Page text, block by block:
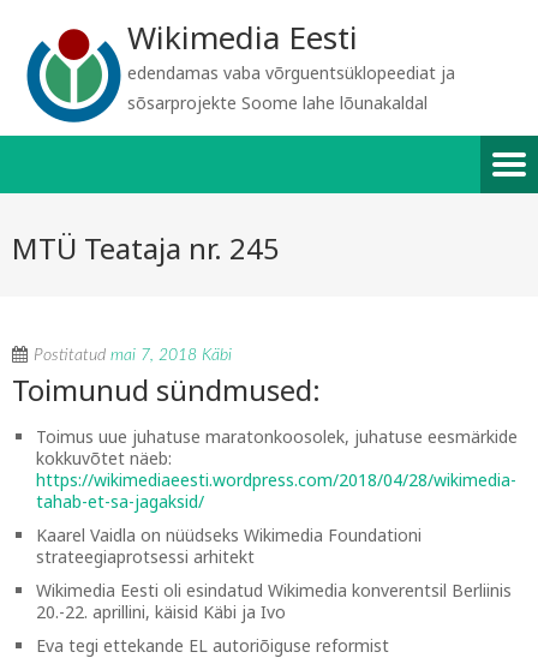
Wikimedia Eesti
edendamas vaba võrguentsüklopeediat ja
sõsarprojekte Soome lahe lõunakaldal
MTÜ Teataja nr. 245
Postitatud mai 7, 2018 Käbi
Toimunud sündmused:
Toimus uue juhatuse maratonkoosolek, juhatuse eesmärkide
kokkuvõtet näeb:
https://wikimediaeesti.wordpress.com/2018/04/28/wikimedia-
tahab-et-sa-jagaksid/
Kaarel Vaidla on nüüdseks Wikimedia Foundationi
strateegiaprotsessi arhitekt
Wikimedia Eesti oli esindatud Wikimedia konverentsil Berliinis
20.-22. aprillini, käisid Käbi ja Ivo
Eva tegi ettekande EL autoriõiguse reformist